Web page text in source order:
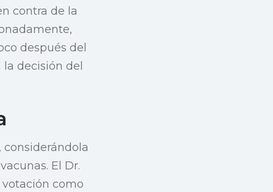
contra de la
después del
decisión del
El Dr.
como